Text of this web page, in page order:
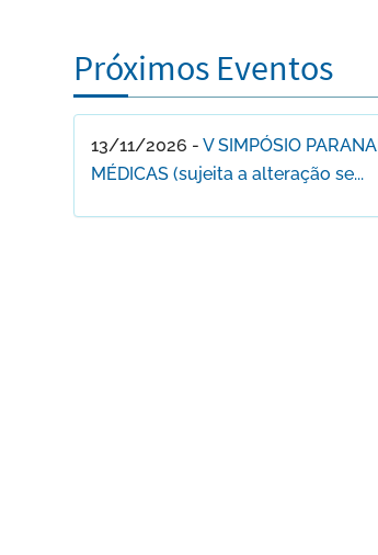
Próximos Eventos
13/11/2026 - V SIMPÓSIO
MÉDICAS (sujeita a alteração se...